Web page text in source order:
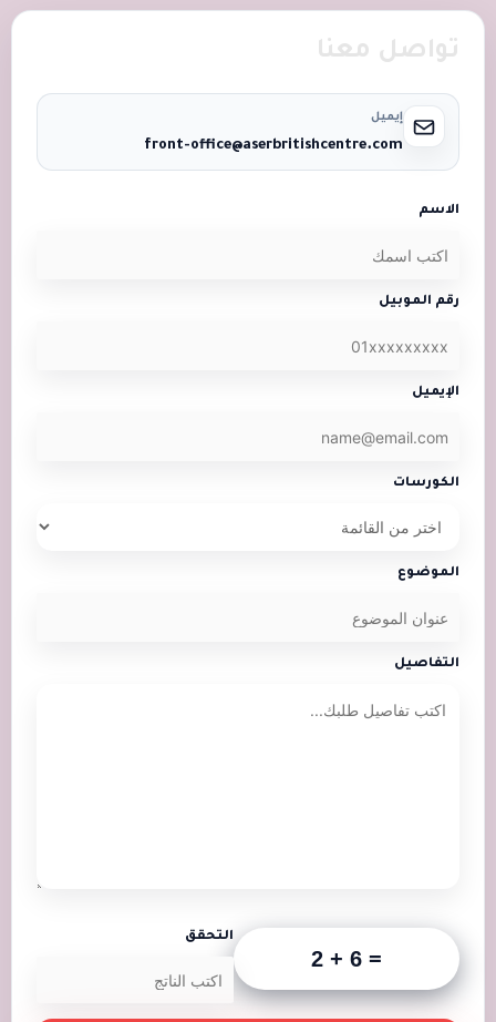
تواصل معنا
إيميل
front-office@aserbritishcentre.com
الاسم
رقم الموبيل
الإيميل
الكورسات
الموضوع
التفاصيل
التحقق